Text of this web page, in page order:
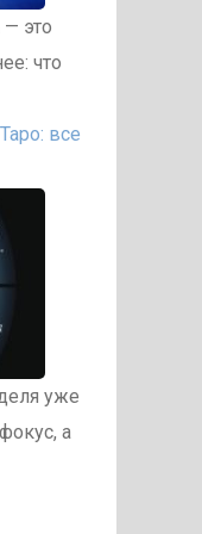
— это
что
все
уже
а